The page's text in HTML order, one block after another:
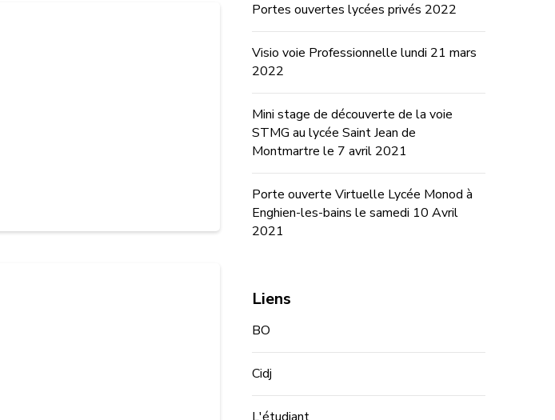
Portes ouvertes lycées privés 2022
Visio voie Professionnelle lundi 21 mars
2022
Mini stage de découverte de la voie
STMG au lycée Saint Jean de
Montmartre le 7 avril 2021
Porte ouverte Virtuelle Lycée Monod à
Enghien-les-bains le samedi 10 Avril
2021
Liens
BO
Cidj